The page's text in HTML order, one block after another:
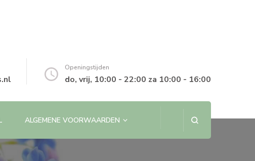
Openingstijden
do, vrij, 10:00 - 22:00 za 10:00 - 16:00
ALGEMENE VOORWAARDEN